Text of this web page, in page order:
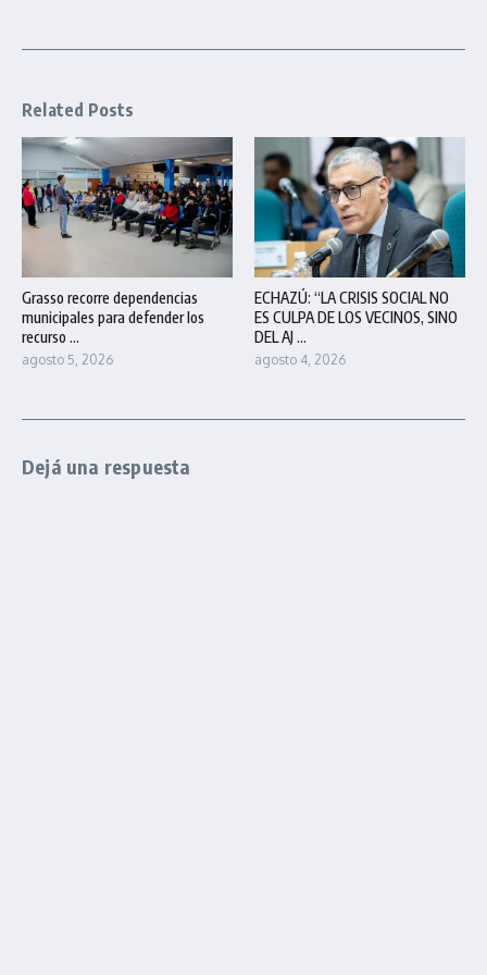
Related Posts
Grasso recorre dependencias
municipales para defender los
recurso ...
agosto 5, 2026
ECHAZÚ: “LA CRISIS SOCIAL NO
ES CULPA DE LOS VECINOS, SINO
DEL AJ ...
agosto 4, 2026
Dejá una respuesta